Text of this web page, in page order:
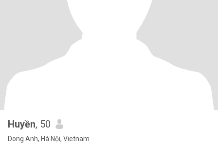
Huyền, 50
Dong Anh, Hà Nội, Vietnam